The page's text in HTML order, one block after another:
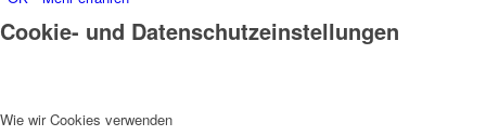
Cookie- und Datenschutzeinstellungen
Wie wir Cookies verwenden